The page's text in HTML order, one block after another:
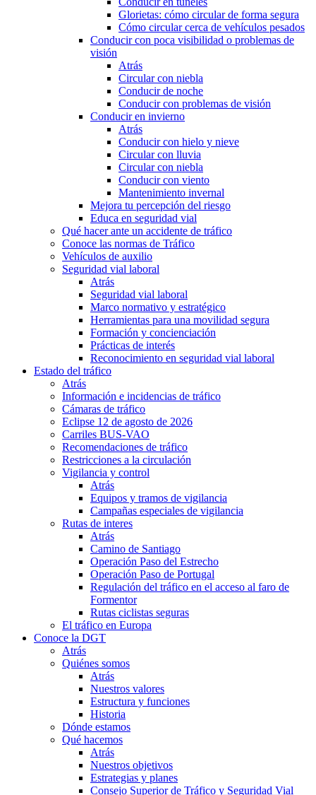
Glorietas: cómo circular de forma segura
Cómo circular cerca de vehículos pesados
Conducir con poca visibilidad o problemas de
visión
Atrás
Circular con niebla
Conducir de noche
Conducir con problemas de visión
Conducir en invierno
Atrás
Conducir con hielo y nieve
Circular con lluvia
Circular con niebla
Conducir con viento
Mantenimiento invernal
Mejora tu percepción del riesgo
Educa en seguridad vial
Qué hacer ante un accidente de tráfico
Conoce las normas de Tráfico
Vehículos de auxilio
Seguridad vial laboral
Atrás
Seguridad vial laboral
Marco normativo y estratégico
Herramientas para una movilidad segura
Formación y concienciación
Prácticas de interés
Reconocimiento en seguridad vial laboral
Estado del tráfico
Atrás
Información e incidencias de tráfico
Cámaras de tráfico
Eclipse 12 de agosto de 2026
Carriles BUS-VAO
Recomendaciones de tráfico
Restricciones a la circulación
Vigilancia y control
Atrás
Equipos y tramos de vigilancia
Campañas especiales de vigilancia
Rutas de interes
Atrás
Camino de Santiago
Operación Paso del Estrecho
Operación Paso de Portugal
Regulación del tráfico en el acceso al faro de
Formentor
Rutas ciclistas seguras
El tráfico en Europa
Conoce la DGT
Atrás
Quiénes somos
Atrás
Nuestros valores
Estructura y funciones
Historia
Dónde estamos
Qué hacemos
Atrás
Nuestros objetivos
Estrategias y planes
Consejo Superior de Tráfico y Seguridad Vial